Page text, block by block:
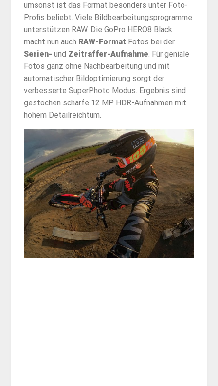
umsonst ist das Format besonders unter Foto-
Profis beliebt. Viele Bildbearbeitungsprogramme
unterstützen RAW. Die GoPro HERO8 Black
macht nun auch RAW-Format Fotos bei der
Serien- und Zeitraffer-Aufnahme. Für geniale
Fotos ganz ohne Nachbearbeitung und mit
automatischer Bildoptimierung sorgt der
verbesserte SuperPhoto Modus. Ergebnis sind
gestochen scharfe 12 MP HDR-Aufnahmen mit
hohem Detailreichtum.